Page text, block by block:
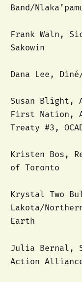
Band/
Frank Waln,
Sakowin
Dana Lee,
Susan Blight,
First Nation,
Treaty #3,
Kristen Bos,
of Toronto
Krystal Two
Lakota/
Earth
Julia Bernal,
Action